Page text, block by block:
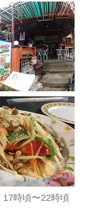
17時頃〜22時頃